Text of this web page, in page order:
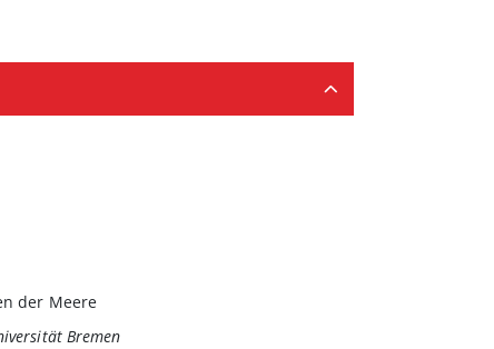
der Meere
Bremen